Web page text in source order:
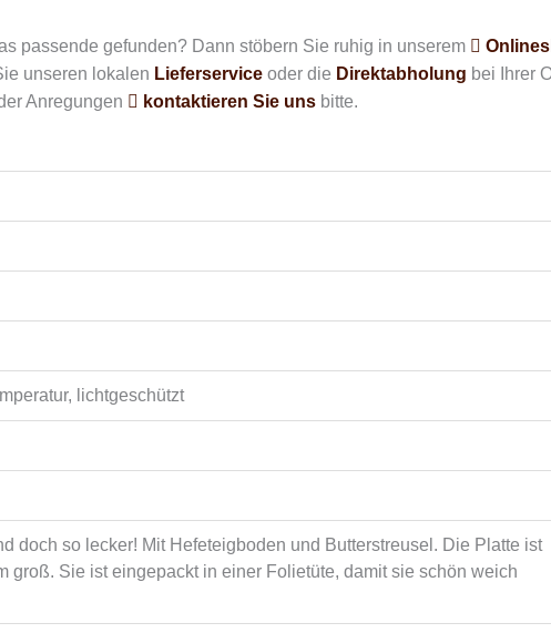
passende gefunden? Dann stöbern Sie ruhig in unserem
unseren lokalen Lieferservice oder die Direktabholung bei Ihrer
Anregungen
kontaktieren Sie uns bitte.
lichtgeschützt
doch so lecker! Mit Hefeteigboden und Butterstreusel. Die Platte ist
groß. Sie ist eingepackt in einer Folietüte, damit sie schön weich